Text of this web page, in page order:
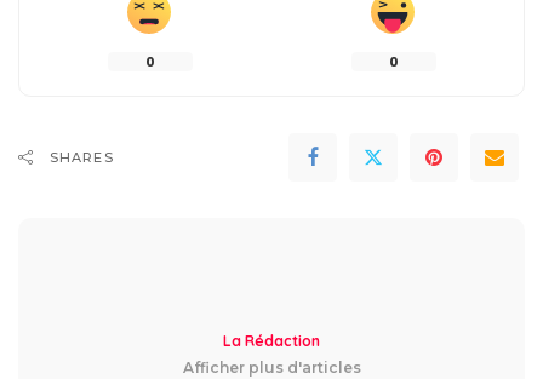
0 0
SHARES
La Rédaction
Afficher plus d'articles